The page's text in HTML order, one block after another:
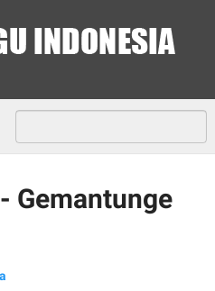
Gemantunge